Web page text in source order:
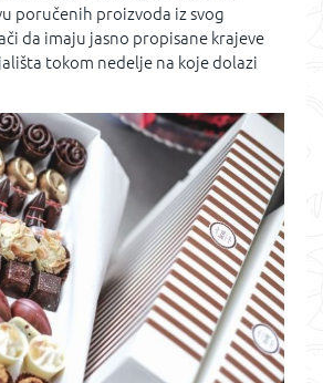
poručenih proizvoda iz svog
da imaju jasno propisane krajeve
tokom nedelje na koje dolazi